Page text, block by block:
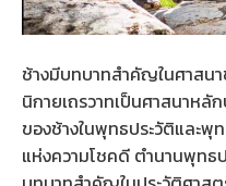
ช้างมีบทบาทสำคัญในศาสน
นิกายเถรวาทเป็นศาสนาหลั
ของช้างในพุทธประวัติและ
แห่งความโชคดี ตำนานพุทธ